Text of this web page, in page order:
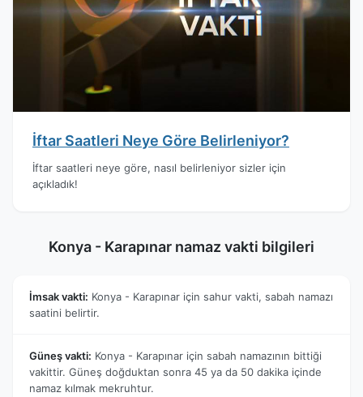
İftar Saatleri Neye Göre Belirleniyor?
İftar saatleri neye göre, nasıl belirleniyor sizler için
açıkladık!
Konya - Karapınar namaz vakti bilgileri
İmsak vakti: Konya - Karapınar için sahur vakti, sabah namazı
saatini belirtir.
Güneş vakti: Konya - Karapınar için sabah namazının bittiği
vakittir. Güneş doğduktan sonra 45 ya da 50 dakika içinde
namaz kılmak mekruhtur.